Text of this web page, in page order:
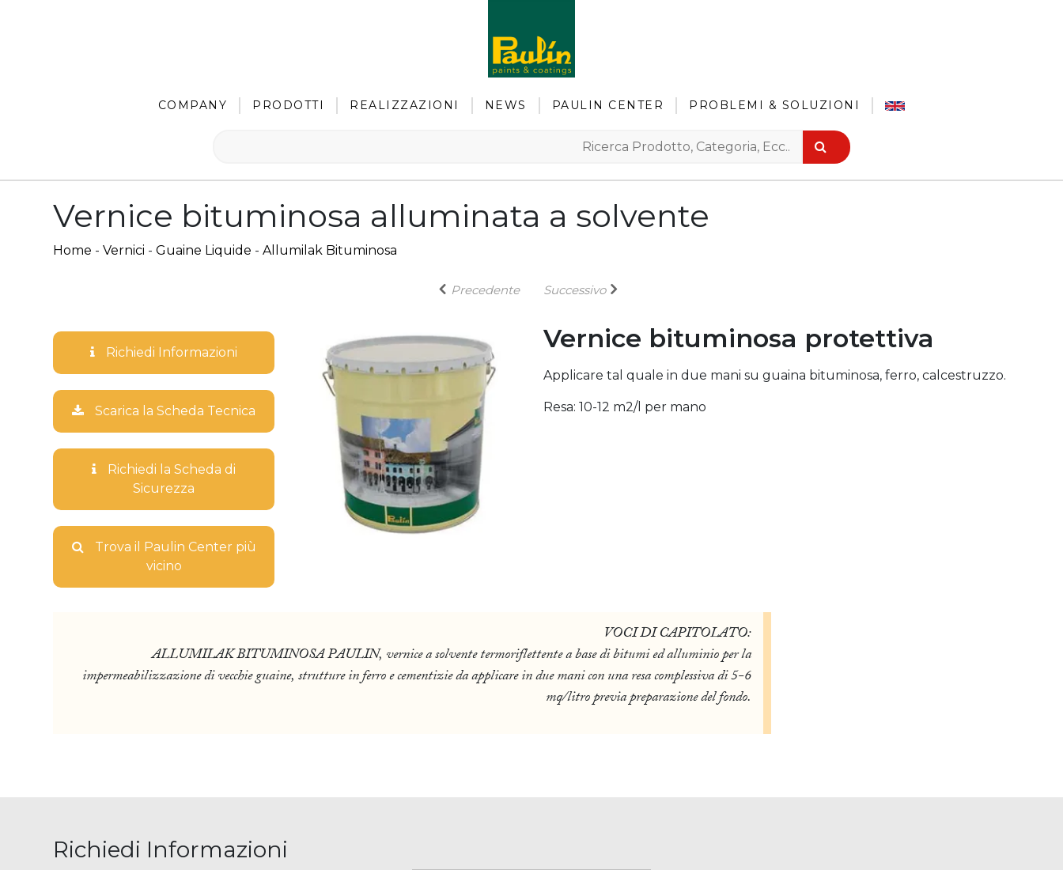
COMPANY PRODOTTI REALIZZAZIONI NEWS PAULIN CENTER PROBLEMI & SOLUZIONI
Vernice bituminosa alluminata a solvente
Home - Vernici - Guaine Liquide - Allumilak Bituminosa
Precedente Successivo
Richiedi Informazioni
Scarica la Scheda Tecnica
Richiedi la Scheda di
Sicurezza
Trova il Paulin Center più
vicino
Vernice bituminosa protettiva
Applicare tal quale in due mani su guaina bituminosa, ferro, calcestruzzo.
Resa: 10-12 m2/l per mano
VOCI DI CAPITOLATO:
ALLUMILAK BITUMINOSA PAULIN, vernice a solvente termoriflettente a base di bitumi ed alluminio per la
impermeabilizzazione di vecchie guaine, strutture in ferro e cementizie da applicare in due mani con una resa complessiva di 5-6
mq/litro previa preparazione del fondo.
Richiedi Informazioni